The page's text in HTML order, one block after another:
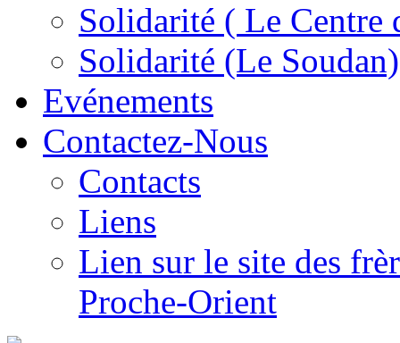
Solidarité ( Le Centre
Solidarité (Le Soudan)
Evénements
Contactez-Nous
Contacts
Liens
Lien sur le site des
Proche-Orient